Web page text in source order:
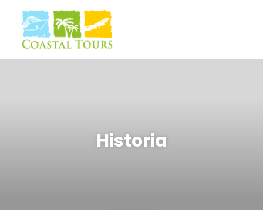
Historia